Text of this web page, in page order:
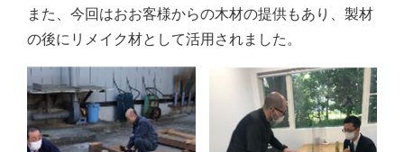
また、今回はおお客様からの木材の提供もあり、製材
の後にリメイク材として活用されました。